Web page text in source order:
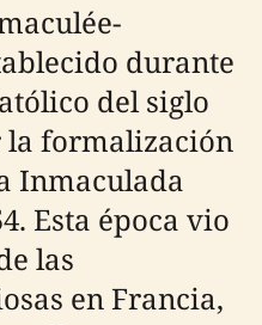
durante
del siglo
formalización
Inmaculada
Esta época vio
las
en Francia,